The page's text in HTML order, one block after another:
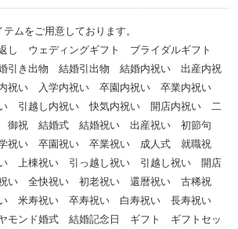
ムをご用意しております。
し ウェディングギフト ブライダルギフト
引き出物 結婚引出物 結婚内祝い 出産内祝
祝い 入学内祝い 卒園内祝い 卒業内祝い
引越し内祝い 快気内祝い 開店内祝い 二
御祝 結婚式 結婚祝い 出産祝い 初節句
祝い 卒園祝い 卒業祝い 成人式 就職祝
上棟祝い 引っ越し祝い 引越し祝い 開店
い 全快祝い 初老祝い 還暦祝い 古稀祝
米寿祝い 卒寿祝い 白寿祝い 長寿祝い
モンド婚式 結婚記念日 ギフト ギフトセッ